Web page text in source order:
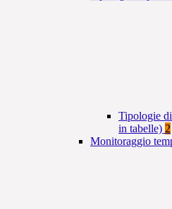
Tipologie
in tabelle) 2
Monitoraggio